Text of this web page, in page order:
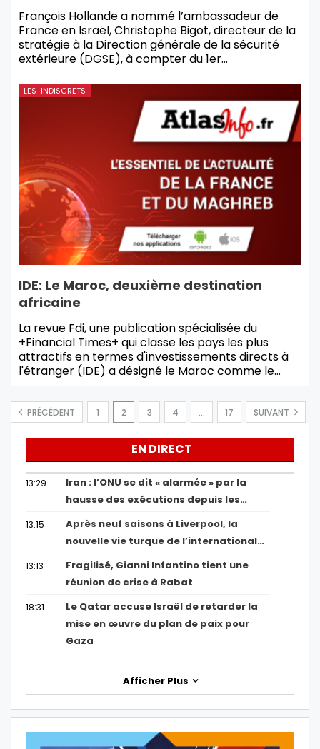
François Hollande a nommé l’ambassadeur de
France en Israël, Christophe Bigot, directeur de la
stratégie à la Direction générale de la sécurité
extérieure (DGSE), à compter du 1er…
LES-INDISCRETS
IDE: Le Maroc, deuxième destination
africaine
La revue Fdi, une publication spécialisée du
+Financial Times+ qui classe les pays les plus
attractifs en termes d'investissements directs à
l'étranger (IDE) a désigné le Maroc comme le…
PRÉCÉDENT 1 2 3 4 … 17 SUIVANT
EN DIRECT
13:29
Iran : l’ONU se dit « alarmée » par la
hausse des exécutions depuis les…
13:15
Après neuf saisons à Liverpool, la
nouvelle vie turque de l’international…
13:13
Fragilisé, Gianni Infantino tient une
réunion de crise à Rabat
18:31
Le Qatar accuse Israël de retarder la
mise en œuvre du plan de paix pour
Gaza
Afficher Plus